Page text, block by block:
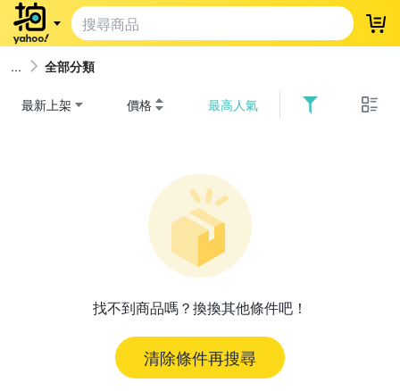
登
全部分類
最新上架 價格 最高人氣
找不到商品嗎？換換其他條件吧！
清除條件再搜尋